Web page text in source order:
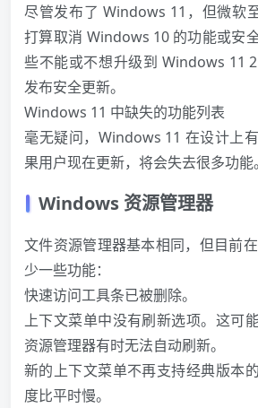
尽管发布了 Windows 11，但微软
打算取消 Windows 10 的功能或安
些不能或不想升级到 Windows 11
发布安全更新。
Windows 11 中缺失的功能列表
毫无疑问，Windows 11 在设计上
果用户现在更新，将会失去很多功能。
Windows 资源管理器
文件资源管理器基本相同，但目前
少一些功能：
快速访问工具条已被删除。
上下文菜单中没有刷新选项。这可
资源管理器有时无法自动刷新。
新的上下文菜单不再支持经典版本
度比平时慢。